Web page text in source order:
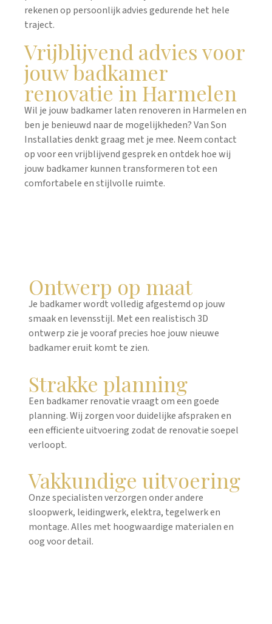
rekenen op persoonlijk advies gedurende het hele
traject.
Vrijblijvend advies voor
jouw badkamer
renovatie in Harmelen
Wil je jouw badkamer laten renoveren in Harmelen en
ben je benieuwd naar de mogelijkheden? Van Son
Installaties denkt graag met je mee. Neem contact
op voor een vrijblijvend gesprek en ontdek hoe wij
jouw badkamer kunnen transformeren tot een
comfortabele en stijlvolle ruimte.
Ontwerp op maat
Je badkamer wordt volledig afgestemd op jouw
smaak en levensstijl. Met een realistisch 3D
ontwerp zie je vooraf precies hoe jouw nieuwe
badkamer eruit komt te zien.
Strakke planning
Een badkamer renovatie vraagt om een goede
planning. Wij zorgen voor duidelijke afspraken en
een efficiente uitvoering zodat de renovatie soepel
verloopt.
Vakkundige uitvoering
Onze specialisten verzorgen onder andere
sloopwerk, leidingwerk, elektra, tegelwerk en
montage. Alles met hoogwaardige materialen en
oog voor detail.